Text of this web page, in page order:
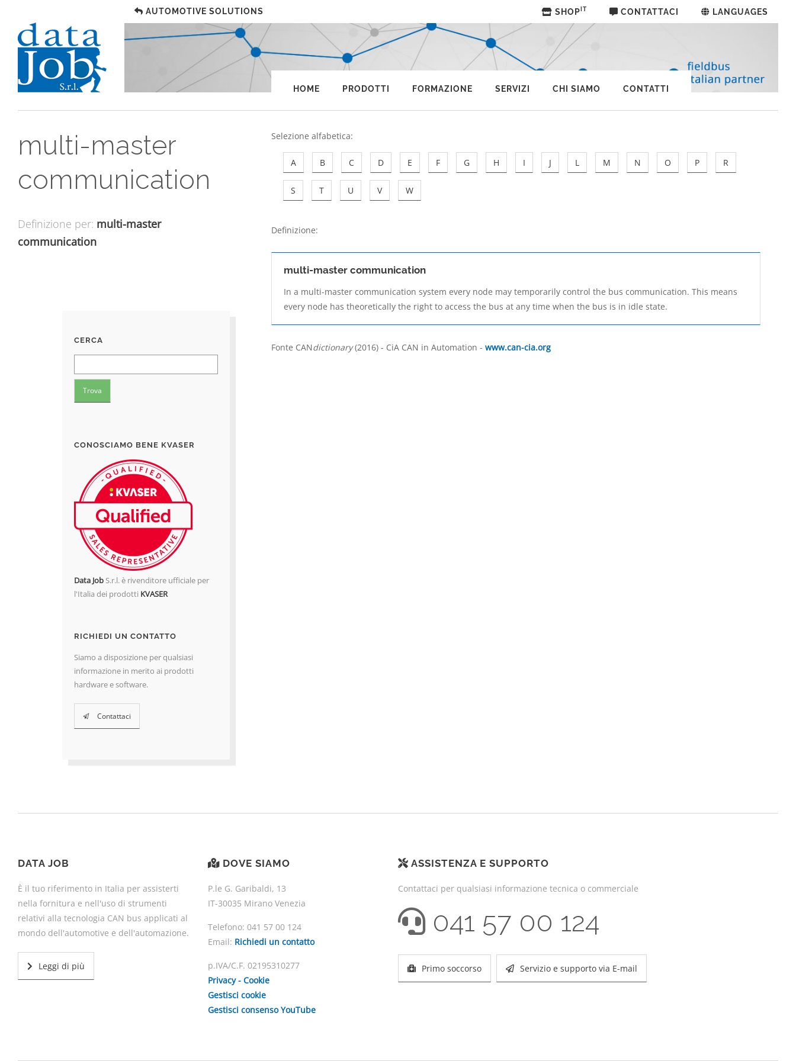
AUTOMOTIVE SOLUTIONS SHOP IT CONTATTACI LANGUAGES
HOME PRODOTTI FORMAZIONE SERVIZI CHI SIAMO CONTATTI
multi-master
communication
Definizione per: multi-master
communication
Selezione alfabetica:
A B C D E F G H I J L M N O P R
S T U V W
Definizione:
multi-master communication
In a multi-master communication system every node may temporarily control the bus communication. This means
every node has theoretically the right to access the bus at any time when the bus is in idle state.
Fonte CANdictionary(2016) - CiA CAN in Automation - www.can-cia.org
CERCA
CONOSCIAMO BENE KVASER
Data JobS.r.l. è rivenditore ufficiale per
l'Italia dei prodotti KVASER
RICHIEDI UN CONTATTO
Siamo a disposizione per qualsiasi
informazione in merito ai prodotti
hardware e software.
Contattaci
DATA JOB
È il tuo riferimento in Italia per assisterti
nella fornitura e nell'uso di strumenti
relativi alla tecnologia CAN bus applicati al
mondo dell'automotive e dell'automazione.
Leggi di più
DOVE SIAMO
P.le G. Garibaldi, 13
IT-30035 Mirano Venezia
Telefono: 041 57 00 124
Email: Richiedi un contatto
p.IVA/C.F. 02195310277
Privacy - Cookie
Gestisci cookie
Gestisci consenso YouTube
ASSISTENZA E SUPPORTO
Contattaci per qualsiasi informazione tecnica o commerciale
041 57 00 124
Primo soccorso Servizio e supporto via E-mail